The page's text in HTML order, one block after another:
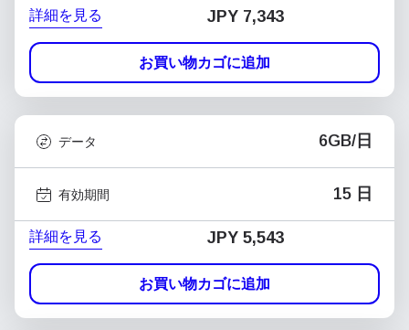
詳細を見る JPY 7,343
お買い物カゴに追加
データ 6GB/日
有効期間 15 日
詳細を見る JPY 5,543
お買い物カゴに追加